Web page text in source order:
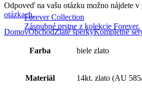
Forever Collection
Zásnubné prstne z kolekcie Forever.
Odpoveď na vašu otázku možno nájdete v
otázkach.
DomovObchodZlaté šperkyKompletné
Farba biele zlato
Materiál 14kt. zlato (AU